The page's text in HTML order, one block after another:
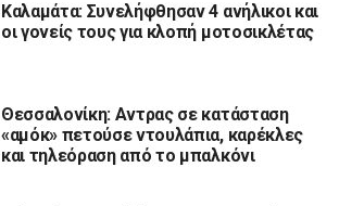
Καλαμάτα: Συνελήφθησαν 4 ανήλικοι και
οι γονείς τους για κλοπή μοτοσικλέτας
Θεσσαλονίκη: Αντρας σε κατάσταση
«αμόκ» πετούσε ντουλάπια, καρέκλες
και τηλεόραση από το μπαλκόνι